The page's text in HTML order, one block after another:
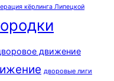
кёрлинга Липецкой
движение
дворовые лиги